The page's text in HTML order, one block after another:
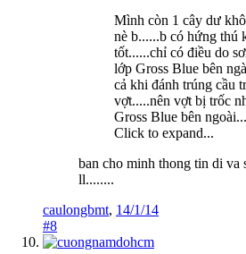
Mình còn 1 cây dư
nè b......b có hứng thú
tốt......chỉ có điều do
lớp Gross Blue bên
cả khi đánh trúng cầu
vợt.....nên vợt bị trốc
Gross Blue bên
Click to expand...
ban cho minh thong tin di va
ll........
caulongbmt, 14/1/14
#8